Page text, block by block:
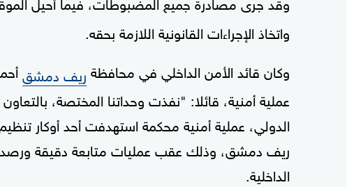
واتخاذ الإجراءات القانونية اللازمة بحقه.
وكان قائد الأمن الداخلي في محافظة ريف دمشق
عملية أمنية، قائلا: "نفذت وحداتنا المختصة،
الدولي، عملية أمنية محكمة استهدفت أحد أوكار
ريف دمشق، وذلك عقب عمليات متابعة دقيقة ورصد
الداخلية.